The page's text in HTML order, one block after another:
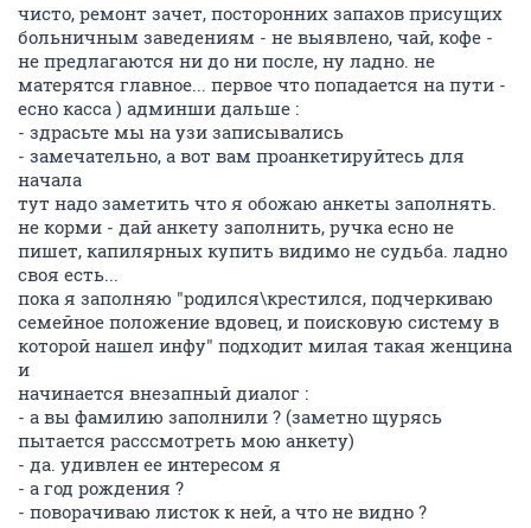
чисто, ремонт зачет, посторонних запахов присущих
больничным заведениям - не выявлено, чай, кофе -
не предлагаются ни до ни после, ну ладно. не
матерятся главное... первое что попадается на пути -
есно касса ) админши дальше :
- здрасьте мы на узи записывались
- замечательно, а вот вам проанкетируйтесь для
начала
тут надо заметить что я обожаю анкеты заполнять.
не корми - дай анкету заполнить, ручка есно не
пишет, капилярных купить видимо не судьба. ладно
своя есть...
пока я заполняю "родился\крестился, подчеркиваю
семейное положение вдовец, и поисковую систему в
которой нашел инфу" подходит милая такая женцина
и
начинается внезапный диалог :
- а вы фамилию заполнили ? (заметно щурясь
пытается расссмотреть мою анкету)
- да. удивлен ее интересом я
- а год рождения ?
- поворачиваю листок к ней, а что не видно ?